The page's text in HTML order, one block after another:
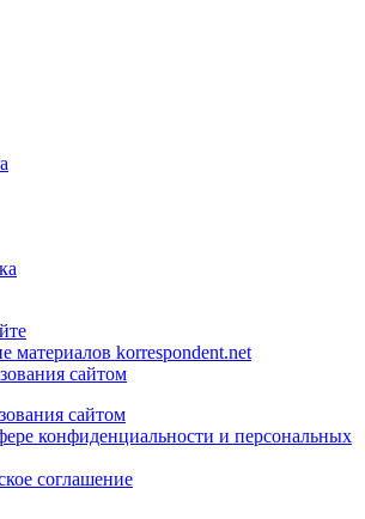
материалов korrespondent.net
сайтом
сайтом
конфиденциальности и персональных
соглашение